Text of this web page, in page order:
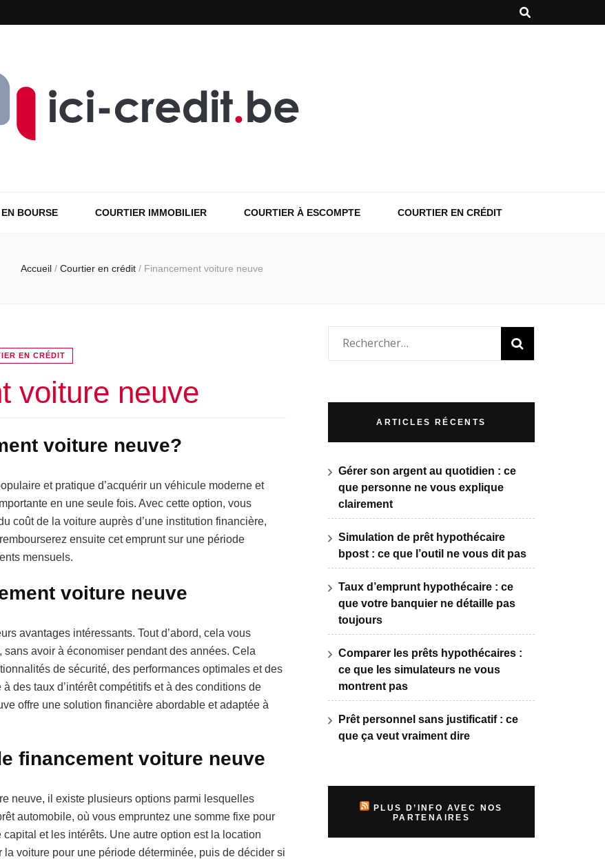
BOURSE COURTIER IMMOBILIER COURTIER À ESCOMPTE COURTIER EN CRÉDIT
Accueil / Courtier en crédit / Financement voiture neuve
EN CRÉDIT
voiture neuve
voiture neuve?
et pratique d’acquérir un véhicule moderne et
en une seule fois. Avec cette option, vous
coût de la voiture auprès d’une institution financière,
ensuite cet emprunt sur une période
mensuels.
voiture neuve
avantages intéressants. Tout d’abord, cela vous
avoir à économiser pendant des années. Cela
de sécurité, des performances optimales et des
des taux d’intérêt compétitifs et à des conditions de
offre une solution financière abordable et adaptée à
financement voiture neuve
neuve, il existe plusieurs options parmi lesquelles
automobile, où vous empruntez une somme fixe pour
et les intérêts. Une autre option est la location
voiture pour une période déterminée, puis de décider si
Rechercher :
ARTICLES RÉCENTS
Gérer son argent au quotidien : ce
que personne ne vous explique
clairement
Simulation de prêt hypothécaire
bpost : ce que l’outil ne vous dit pas
Taux d’emprunt hypothécaire : ce
que votre banquier ne détaille pas
toujours
Comparer les prêts hypothécaires :
ce que les simulateurs ne vous
montrent pas
Prêt personnel sans justificatif : ce
que ça veut vraiment dire
PLUS D’INFO AVEC NOS
PARTENAIRES